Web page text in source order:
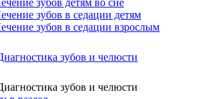
зубов детям во сне
зубов в седации детям
зубов в седации взрослым
зубов и челюсти
зубов и челюсти